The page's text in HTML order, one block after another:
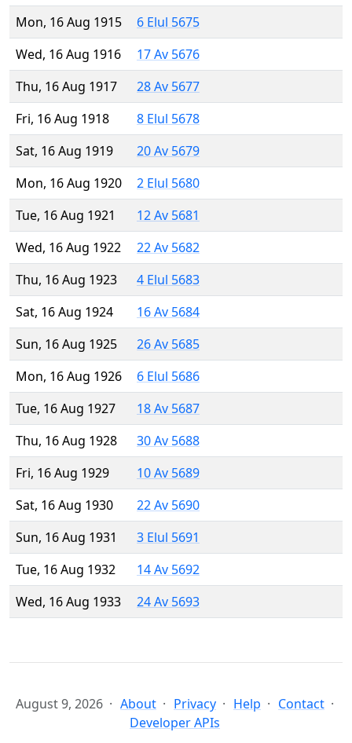
Mon, 16 Aug 1915
6 Elul 5675
Wed, 16 Aug 1916
17 Av 5676
Thu, 16 Aug 1917
28 Av 5677
Fri, 16 Aug 1918
8 Elul 5678
Sat, 16 Aug 1919
20 Av 5679
Mon, 16 Aug 1920
2 Elul 5680
Tue, 16 Aug 1921
12 Av 5681
Wed, 16 Aug 1922
22 Av 5682
Thu, 16 Aug 1923
4 Elul 5683
Sat, 16 Aug 1924
16 Av 5684
Sun, 16 Aug 1925
26 Av 5685
Mon, 16 Aug 1926
6 Elul 5686
Tue, 16 Aug 1927
18 Av 5687
Thu, 16 Aug 1928
30 Av 5688
Fri, 16 Aug 1929
10 Av 5689
Sat, 16 Aug 1930
22 Av 5690
Sun, 16 Aug 1931
3 Elul 5691
Tue, 16 Aug 1932
14 Av 5692
Wed, 16 Aug 1933
24 Av 5693
August 9, 2026 About Privacy Help
Contact
Developer APIs